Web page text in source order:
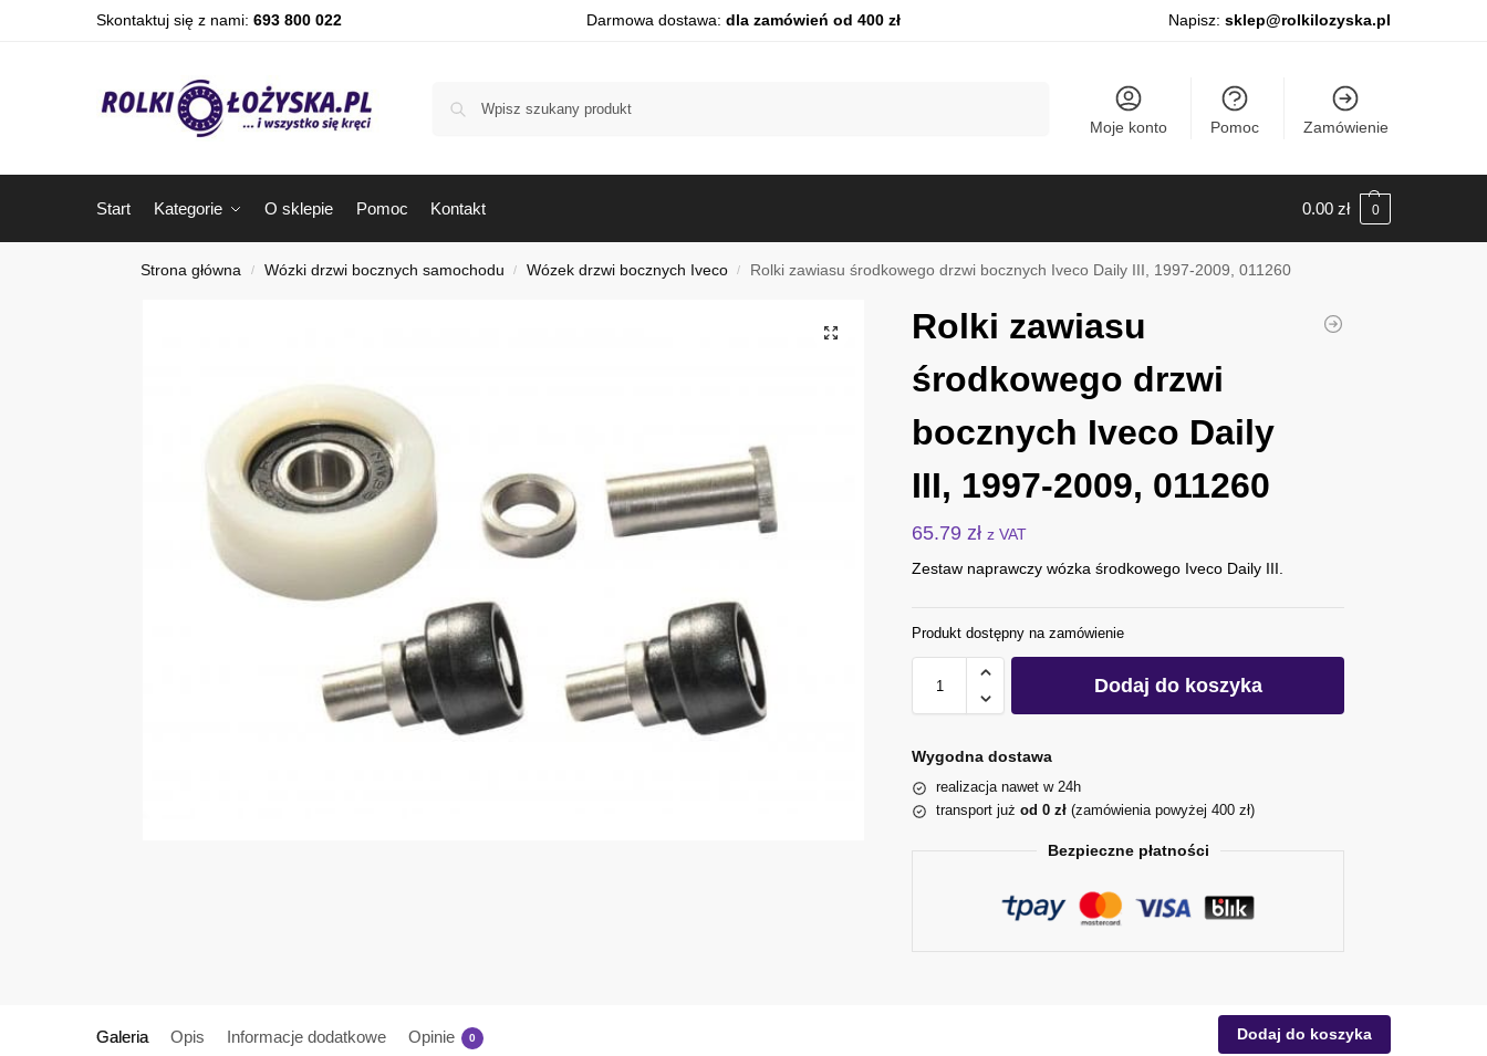
Skontaktuj się z nami: 693 800 022 Darmowa dostawa: dla zamówień od 400 zł Napisz: sklep@rolkilozyska.pl
Moje konto Pomoc Zamówienie
Start Kategorie O sklepie Pomoc Kontakt 0.00 zł 0
Strona główna / Wózki drzwi bocznych samochodu / Wózek drzwi bocznych Iveco / Rolki zawiasu środkowego drzwi bocznych Iveco Daily III, 1997-2009, 011260
Rolki zawiasu
środkowego drzwi
bocznych Iveco Daily
III, 1997-2009, 011260
65.79 zł z VAT
Zestaw naprawczy wózka środkowego Iveco Daily III.
Produkt dostępny na zamówienie
Dodaj do koszyka
Wygodna dostawa
realizacja nawet w 24h
transport jużod 0 zł (zamówienia powyżej 400 zł)
Bezpieczne płatności
Galeria Opis Informacje dodatkowe Opinie 0 Dodaj do koszyka